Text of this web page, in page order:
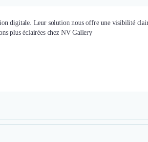
digitale. Leur solution nous offre une visibilité
plus éclairées chez NV Gallery